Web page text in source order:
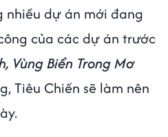
nhiều dự án mới đang
của các dự án trước
Vùng Biển Trong Mơ
Tiêu Chiến sẽ làm nên